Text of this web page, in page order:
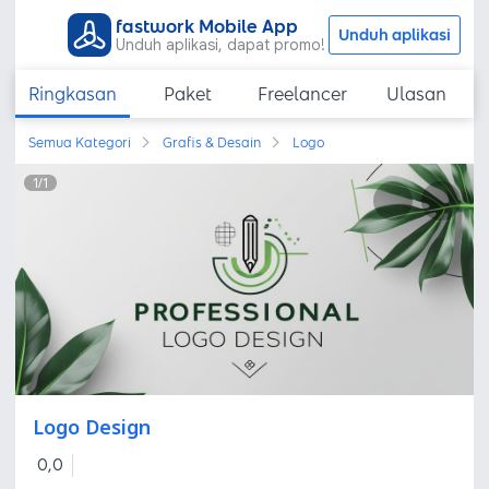
fastwork Mobile App
Unduh aplikasi, dapat promo! Unduh aplikasi
Ringkasan Paket Freelancer Ulasan
Semua Kategori Grafis & Desain Logo
1/1
Logo Design
0,0